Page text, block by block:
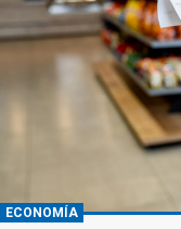
ECONOMÍA